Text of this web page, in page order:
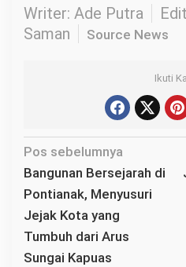
Writer: Ade Putra
Saman
Source News
Ikuti
N
a
v
i
g
a
Pos sebelumnya
Bangunan Bersejarah di
Pontianak, Menyusuri
Jejak Kota yang
Tumbuh dari Arus
Sungai Kapuas